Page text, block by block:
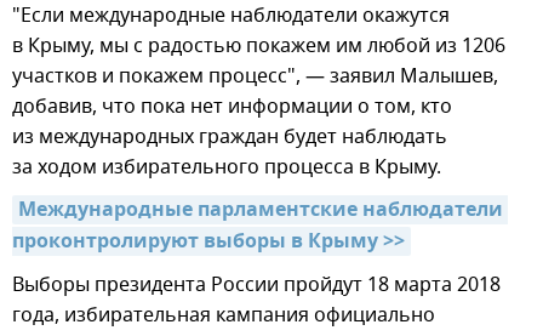
"Если международные наблюдатели окажутся
в Крыму, мы с радостью покажем им любой из 1206
участков и покажем процесс", — заявил Малышев,
добавив, что пока нет информации о том, кто
из международных граждан будет наблюдать
за ходом избирательного процесса в Крыму.
Международные парламентские наблюдатели
проконтролируют выборы в Крыму >>
Выборы президента России пройдут 18 марта 2018
года, избирательная кампания официально